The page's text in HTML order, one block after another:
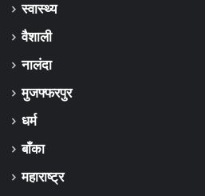
स्वास्थ्य
वैशाली
नालंदा
मुजफ्फरपुर
धर्म
बाँका
महाराष्ट्र